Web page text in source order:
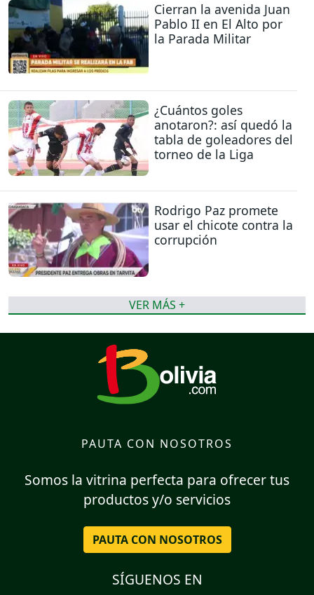
Cierran la avenida Juan
Pablo II en El Alto por
la Parada Militar
¿Cuántos goles
anotaron?: así quedó la
tabla de goleadores del
torneo de la Liga
Rodrigo Paz promete
usar el chicote contra la
corrupción
VER MÁS +
PAUTA CON NOSOTROS
Somos la vitrina perfecta para ofrecer tus
productos y/o servicios
PAUTA CON NOSOTROS
SÍGUENOS EN